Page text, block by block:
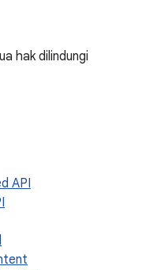
hak dilindungi
API